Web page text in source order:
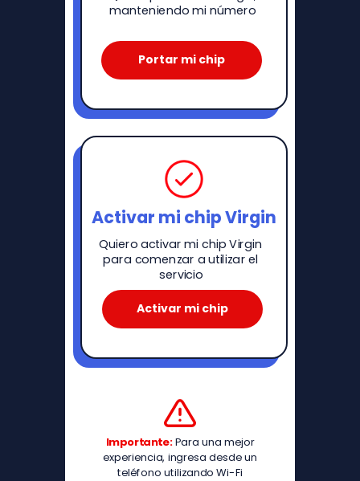
manteniendo mi número
Portar mi chip
Activar mi chip Virgin
Quiero activar mi chip Virgin
para comenzar a utilizar el
servicio
Activar mi chip
Importante:Para una mejor
experiencia, ingresa desde un
teléfono utilizando Wi-Fi